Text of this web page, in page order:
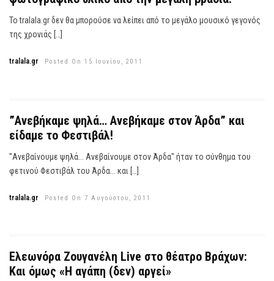
Το tralala.gr δεν θα μπορούσε να λείπει από το μεγάλο μουσικό γεγονός
της χρονιάς […]
tralala.gr Posted On 15 Ιουνίου, 2011
”Ανεβήκαμε ψηλά… Ανεβήκαμε στον Άρδα” και
είδαμε το Φεστιβάλ!
''Ανεβαίνουμε ψηλά... Ανεβαίνουμε στον Άρδα'' ήταν το σύνθημα του
φετινού Φεστιβάλ του Άρδα... και […]
tralala.gr Posted On 7 Αυγούστου, 2011
Ελεωνόρα Ζουγανέλη Live στο θέατρο Βράχων:
Και όμως «Η αγάπη (δεν) αργεί»